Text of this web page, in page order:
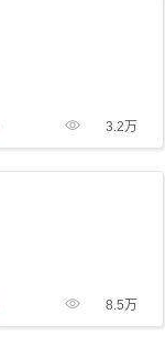
3.2万
8.5万